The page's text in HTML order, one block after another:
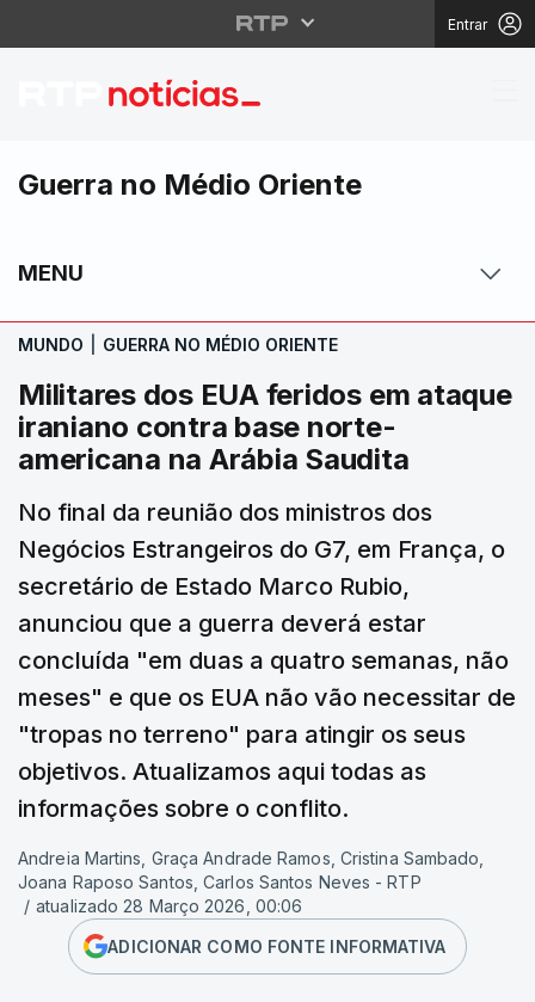
Entrar
Militares dos EUA
Guerra no Médio Oriente
MENU
MUNDO GUERRA NO MÉDIO ORIENTE
Militares dos EUA feridos em ataque
iraniano contra base norte-
americana na Arábia Saudita
No final da reunião dos ministros dos
Negócios Estrangeiros do G7, em França, o
secretário de Estado Marco Rubio,
anunciou que a guerra deverá estar
concluída "em duas a quatro semanas, não
meses" e que os EUA não vão necessitar de
"tropas no terreno" para atingir os seus
objetivos. Atualizamos aqui todas as
informações sobre o conflito.
Andreia Martins, Graça Andrade Ramos, Cristina Sambado,
Joana Raposo Santos, Carlos Santos Neves - RTP
/ atualizado 28 Março 2026, 00:06
ADICIONAR COMO FONTE INFORMATIVA